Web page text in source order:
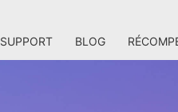
SUPPORT BLOG